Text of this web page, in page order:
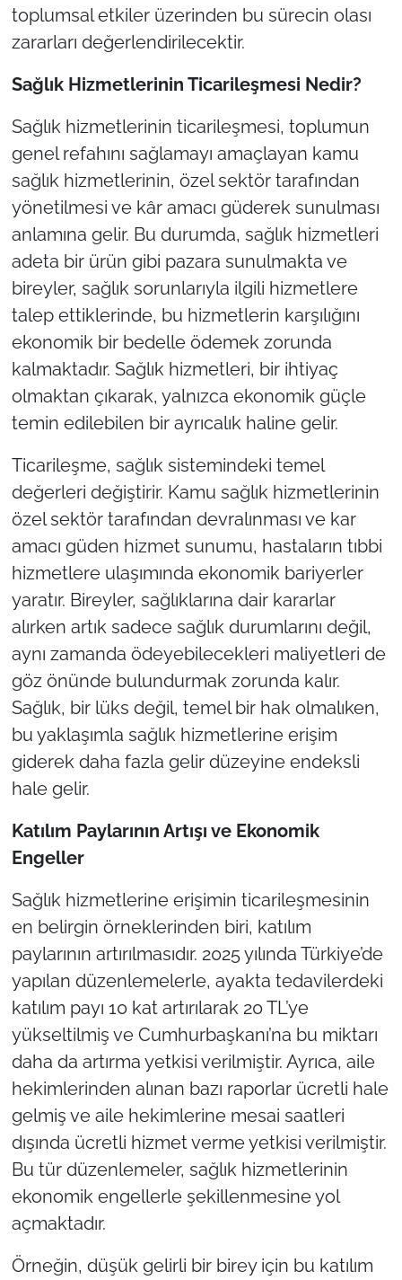
toplumsal etkiler üzerinden bu sürecin olası
zararları değerlendirilecektir.
Sağlık Hizmetlerinin Ticarileşmesi Nedir?
Sağlık hizmetlerinin ticarileşmesi, toplumun
genel refahını sağlamayı amaçlayan kamu
sağlık hizmetlerinin, özel sektör tarafından
yönetilmesi ve kâr amacı güderek sunulması
anlamına gelir. Bu durumda, sağlık hizmetleri
adeta bir ürün gibi pazara sunulmakta ve
bireyler, sağlık sorunlarıyla ilgili hizmetlere
talep ettiklerinde, bu hizmetlerin karşılığını
ekonomik bir bedelle ödemek zorunda
kalmaktadır. Sağlık hizmetleri, bir ihtiyaç
olmaktan çıkarak, yalnızca ekonomik güçle
temin edilebilen bir ayrıcalık haline gelir.
Ticarileşme, sağlık sistemindeki temel
değerleri değiştirir. Kamu sağlık hizmetlerinin
özel sektör tarafından devralınması ve kar
amacı güden hizmet sunumu, hastaların tıbbi
hizmetlere ulaşımında ekonomik bariyerler
yaratır. Bireyler, sağlıklarına dair kararlar
alırken artık sadece sağlık durumlarını değil,
aynı zamanda ödeyebilecekleri maliyetleri de
göz önünde bulundurmak zorunda kalır.
Sağlık, bir lüks değil, temel bir hak olmalıken,
bu yaklaşımla sağlık hizmetlerine erişim
giderek daha fazla gelir düzeyine endeksli
hale gelir.
Katılım Paylarının Artışı ve Ekonomik
Engeller
Sağlık hizmetlerine erişimin ticarileşmesinin
en belirgin örneklerinden biri, katılım
paylarının artırılmasıdır. 2025 yılında Türkiye’de
yapılan düzenlemelerle, ayakta tedavilerdeki
katılım payı 10 kat artırılarak 20 TL’ye
yükseltilmiş ve Cumhurbaşkanı’na bu miktarı
daha da artırma yetkisi verilmiştir. Ayrıca, aile
hekimlerinden alınan bazı raporlar ücretli hale
gelmiş ve aile hekimlerine mesai saatleri
dışında ücretli hizmet verme yetkisi verilmiştir.
Bu tür düzenlemeler, sağlık hizmetlerinin
ekonomik engellerle şekillenmesine yol
açmaktadır.
Örneğin, düşük gelirli bir birey için bu katılım
Genel
Dış Haberler
Magazin
İş Dünyası
Bilim Teknoloji
English News
Canlı Maç
Finans
Genel-A
Gündem-Eğitim